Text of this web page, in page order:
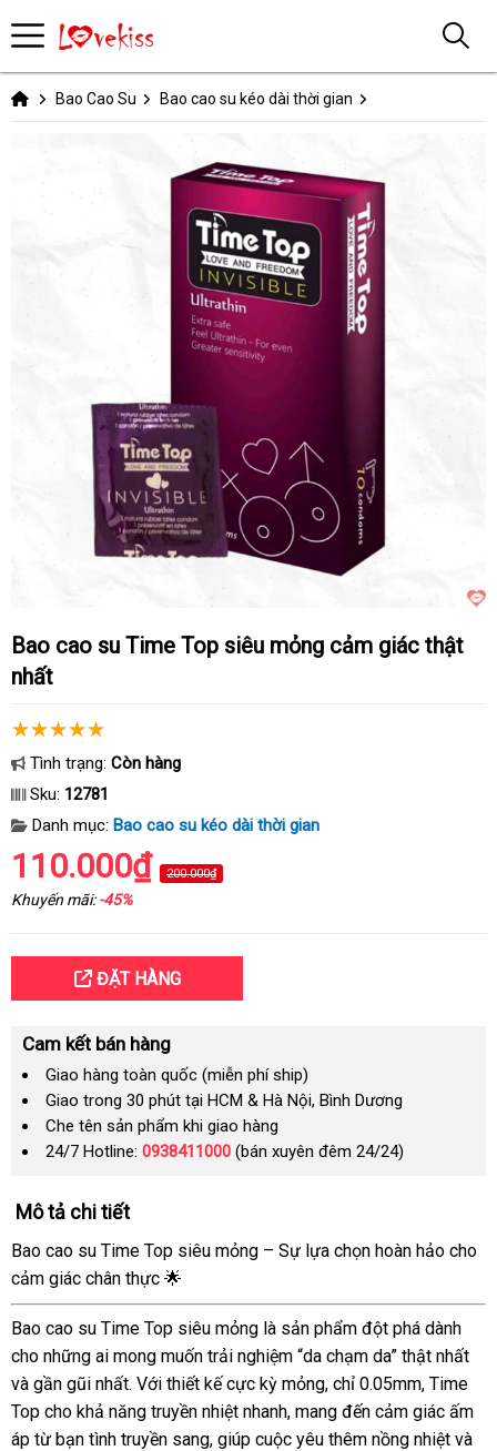
Bao Cao Su Bao cao su kéo dài thời gian
Bao cao su Time Top siêu mỏng cảm giác thật
nhất
Tình trạng: Còn hàng
Sku: 12781
Danh mục: Bao cao su kéo dài thời gian
110.000₫ 200.000₫
Khuyến mãi:-45%
ĐẶT HÀNG
Cam kết bán hàng
Giao hàng toàn quốc (miễn phí ship)
Giao trong 30 phút tại HCM & Hà Nội, Bình Dương
Che tên sản phẩm khi giao hàng
24/7 Hotline: 0938411000 (bán xuyên đêm 24/24)
Mô tả chi tiết
Bao cao su Time Top siêu mỏng – Sự lựa chọn hoàn hảo cho
cảm giác chân thực 🌟
Bao cao su Time Top siêu mỏng là sản phẩm đột phá dành
cho những ai mong muốn trải nghiệm “da chạm da” thật nhất
và gần gũi nhất. Với thiết kế cực kỳ mỏng, chỉ 0.05mm, Time
Top cho khả năng truyền nhiệt nhanh, mang đến cảm giác ấm
áp từ bạn tình truyền sang, giúp cuộc yêu thêm nồng nhiệt và